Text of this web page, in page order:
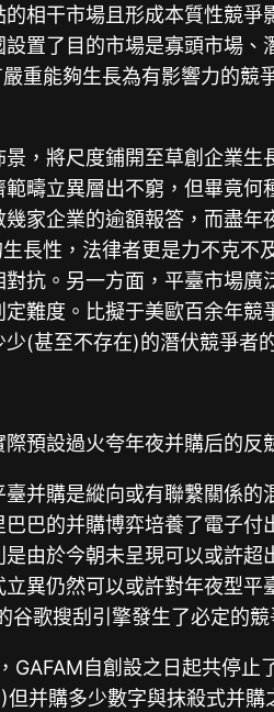
相干市場且形成本質性競
置了目的市場是寡頭市場、
重能夠生長為有影響力的競
，將尺度鋪開至草創企業
疇立異層出不窮，但畢竟
家企業的逾額報答，而盡
長性，法律者更是力不克不
抗。另一方面，平臺市場廣
難度。比擬于美歐百余年
(甚至不存在)的潛伏競爭者
預設過火夸年夜并購后的反
并購是縱向或有聯繫關係
巴的并購博弈培養了電子
由於今朝未呈現可以或許
異仍然可以或許對年夜型
歌搜刮引擎發生了必定的競
自創設之日起共停
購多少數字與抹殺式并購